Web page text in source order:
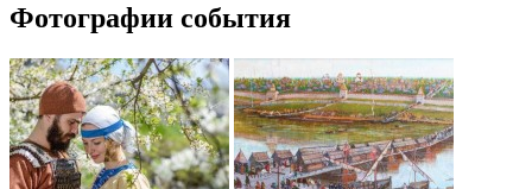
Фотографии события